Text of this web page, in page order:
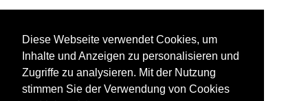
Diese Webseite verwendet Cookies, um
Inhalte und Anzeigen zu personalisieren und
Zugriffe zu analysieren. Mit der Nutzung
stimmen Sie der Verwendung von Cookies